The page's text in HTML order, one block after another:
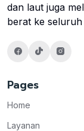
dan laut juga
berat ke seluruh
Pages
Home
Layanan